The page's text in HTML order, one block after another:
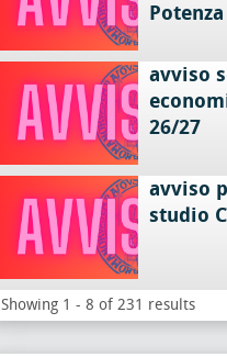
Potenza
avviso
26/27
avviso
studio
Showing 1 - 8 of 231 results